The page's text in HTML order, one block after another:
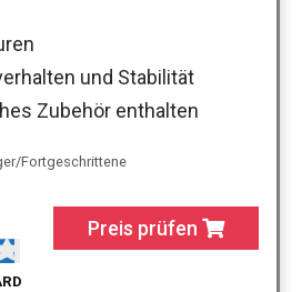
und Stabilität
Zubehör enthalten
Fortgeschrittene
Preis prüfen